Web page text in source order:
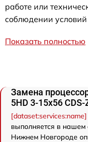
работе или
соблюдении
Показать полностью
Замена
5HD 3-15x56
выполняется в нашем
Нижнем Новгороде